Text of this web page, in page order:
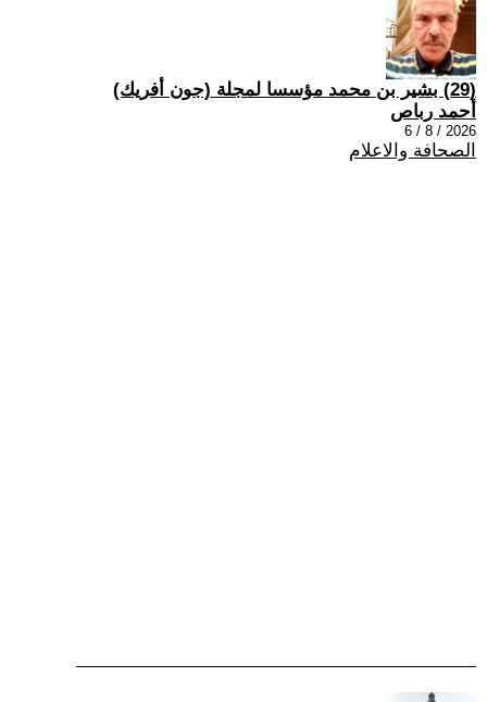
(29) بشير بن محمد مؤسسا لمجلة (جون أفريك)
أحمد رباص
2026 / 8 / 6
الصحافة والاعلام